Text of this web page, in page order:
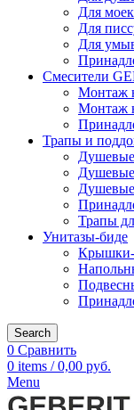
Для моек
Для
Для
Смесители
Монтаж
Монтаж
Трапы и
Душевые
Душевые
Трапы
Унитазы-биде
Search
0 Сравнить
0 items / 0,00 руб.
Menu